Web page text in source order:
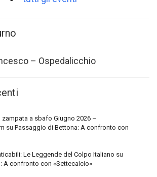
– Ospedalicchio
a sbafo Giugno 2026 –
su Passaggio di Bettona: A confronto con
Le Leggende del Colpo Italiano su
A confronto con «Settecalcio»